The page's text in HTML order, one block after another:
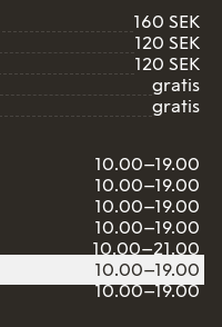
160 SEK
120 SEK
120 SEK
gratis
gratis
10.00–19.00
10.00–19.00
10.00–19.00
10.00–19.00
10.00–21.00
10.00–19.00
10.00–19.00